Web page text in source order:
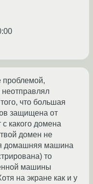
проблемой,
неотправлял
что большая
защищена от
какого домена
домен не
домашняя машина
то
машины
на экране как и у